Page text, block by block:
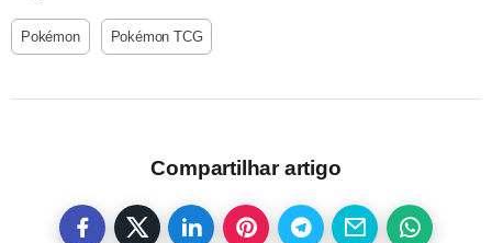
Pokémon Pokémon TCG
Compartilhar artigo